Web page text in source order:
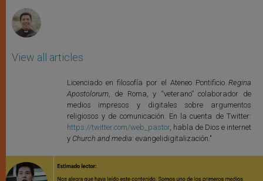
View all articles
Licenciado en filosofía por el Ateneo Pontificio Regina
Apostolorum, de Roma, y “veterano” colaborador de
medios impresos y digitales sobre argumentos
religiosos y de comunicación. En la cuenta de Twitter:
https://twitter.com/web_pastor, habla de Dios e internet
y Church and media: evangelidigitalización."